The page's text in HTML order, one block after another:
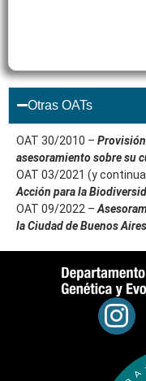
Otras OATs
OAT 30/2010 –
asesoramiento sobre su
OAT 03/2021 (y
Acción para la
OAT 09/2022 –
la Ciudad de Buenos Aires